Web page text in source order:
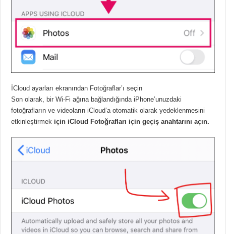
İCloud ayarları ekranından Fotoğraflar’ı seçin
Son olarak, bir Wi-Fi ağına bağlandığında iPhone’unuzdaki
fotoğrafların ve videoların iCloud’a otomatik olarak yedeklenmesini
etkinleştirmek için iCloud Fotoğrafları için geçiş anahtarını açın.